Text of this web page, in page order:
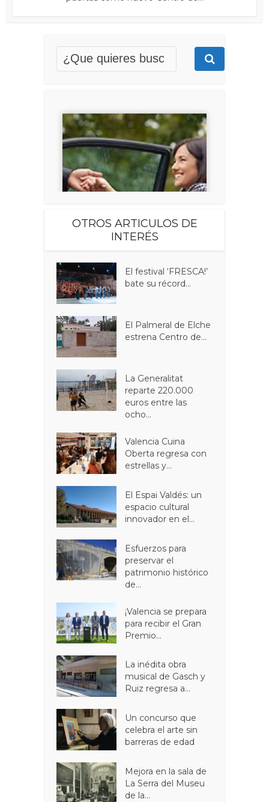
OTROS ARTICULOS DE
INTERÉS
El festival ‘FRESCA!’
bate su récord...
El Palmeral de Elche
estrena Centro de...
La Generalitat
reparte 220.000
euros entre las
ocho...
Valencia Cuina
Oberta regresa con
estrellas y...
El Espai Valdés: un
espacio cultural
innovador en el...
Esfuerzos para
preservar el
patrimonio histórico
de...
¡Valencia se prepara
para recibir el Gran
Premio...
La inédita obra
musical de Gasch y
Ruiz regresa a...
Un concurso que
celebra el arte sin
barreras de edad
Mejora en la sala de
La Serra del Museu
de la...